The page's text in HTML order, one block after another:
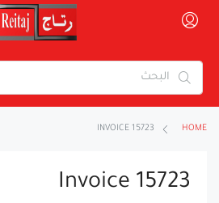
HOME
INVOICE 15723
Invoice 15723